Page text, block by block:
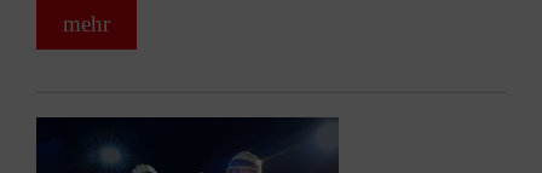
mehr